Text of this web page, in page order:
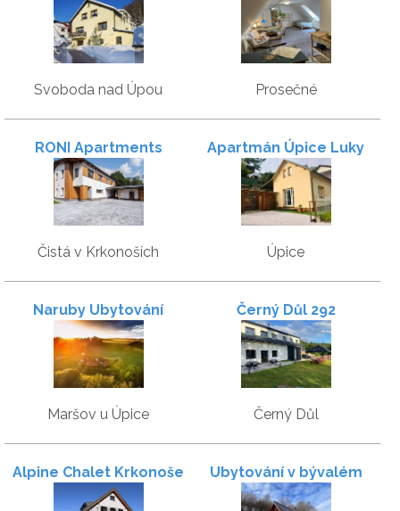
Svoboda nad Úpou Prosečné
RONI Apartments
Krkonoše
Čistá v Krkonoších
Apartmán Úpice Luky
Úpice
Naruby Ubytování
Maršov u Úpice
Černý Důl 292
Černý Důl
Alpine Chalet Krkonoše
Ubytování v bývalém
včelíně